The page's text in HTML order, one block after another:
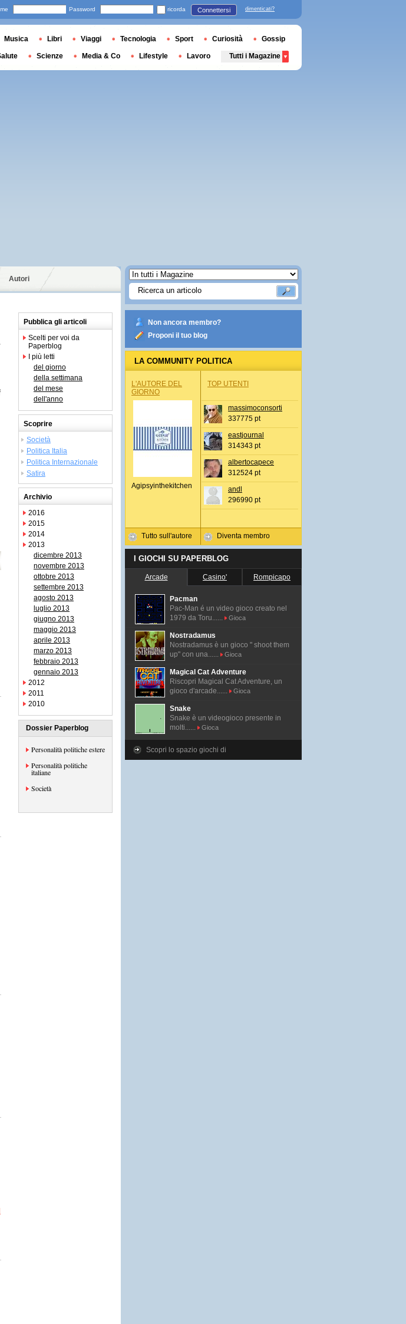
Autori
Pubblica gli articoli
Scelti per voi da
Paperblog
I più letti
del giorno
della settimana
del mese
dell'anno
Scoprire
Società
Politica Italia
Politica Internazionale
Satira
Archivio
2016
2015
2014
2013
dicembre 2013
novembre 2013
ottobre 2013
settembre 2013
agosto 2013
luglio 2013
giugno 2013
maggio 2013
aprile 2013
marzo 2013
febbraio 2013
gennaio 2013
2012
2011
2010
Dossier Paperblog
Personalità politiche estere
Personalità politiche
italiane
Società
Non ancora membro?
Proponi il tuo blog
LA COMMUNITY POLITICA
L'AUTORE DEL
GIORNO
Agipsyinthekitchen
Tutto sull'autore
TOP UTENTI
massimoconsorti
337775 pt
eastjournal
314343 pt
albertocapece
312524 pt
andl
296990 pt
Diventa membro
I GIOCHI SU PAPERBLOG
Arcade Casino' Rompicapo
Pacman
Pac-Man é un video gioco creato nel
1979 da Toru......
Gioca
Nostradamus
Nostradamus è un gioco " shoot them
up" con una......
Gioca
Magical Cat Adventure
Riscopri Magical Cat Adventure, un
gioco d'arcade......
Gioca
Snake
Snake è un videogioco presente in
molti......
Gioca
Scopri lo spazio giochi di
Password ricorda Connettersi dimenticati?
Musica Libri Viaggi Tecnologia Sport Curiosità Gossip
Scienze Media & Co Lifestyle Lavoro Tutti i Magazine